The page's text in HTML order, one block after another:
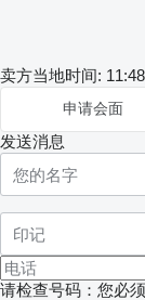
卖方当地时间:
申请会面
发送消息
请检查号码：您必